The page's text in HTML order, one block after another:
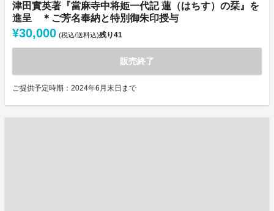
津田實英著『當麻寺中将姫一代記 蓮（はちす）の栞』を
進呈 ＊ご芳名奉納と特別御朱印授与
¥30,000 (税込/送料込)残り41
販売終了
ご提供予定時期：2024年6月末日まで